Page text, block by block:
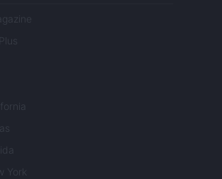
York